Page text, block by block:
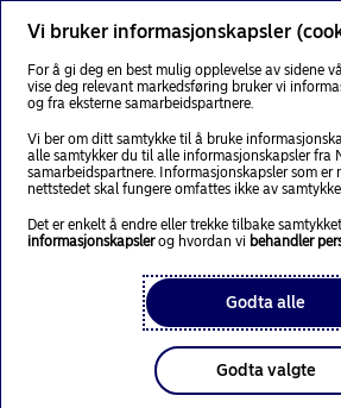
Riktig
viktig - vi hjelper
Før vi starter, er det litt
Denne løsningen
Vi bruker informasjonskapsler
For å gi deg en best mulig opplevelse av sidene
vise deg relevant markedsføring bruker vi
og fra eksterne samarbeidspartnere.
Vi ber om ditt samtykke til å bruke
alle samtykker du til alle informasjonskapsler fra
samarbeidspartnere. Informasjonskapsler som er
nettstedet skal fungere omfattes ikke av
Det er enkelt å endre eller trekke tilbake
informasjonskapslerog hvordan vi behandler
Godta alle
Godta valgte